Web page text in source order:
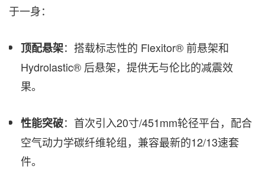
于一身：
顶配悬架：搭载标志性的 Flexitor® 前悬架和
Hydrolastic® 后悬架，提供无与伦比的减震效
果。
性能突破：首次引入20寸/451mm轮径平台，配合
空气动力学碳纤维轮组，兼容最新的12/13速套
件。